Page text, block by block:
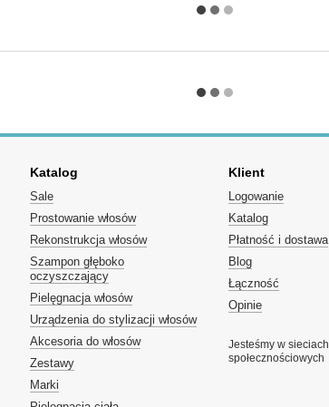
Katalog
Sale
Prostowanie włosów
Rekonstrukcja włosów
Szampon głęboko
oczyszczający
Pielęgnacja włosów
Urządzenia do stylizacji włosów
Akcesoria do włosów
Zestawy
Marki
Klient
Logowanie
Katalog
Płatność i dostawa
Blog
Łączność
Opinie
Jesteśmy w sieciach
społecznościowych